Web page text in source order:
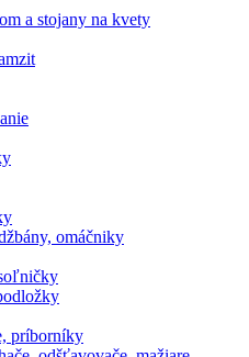
a stojany na kvety
omáčniky
príborníky